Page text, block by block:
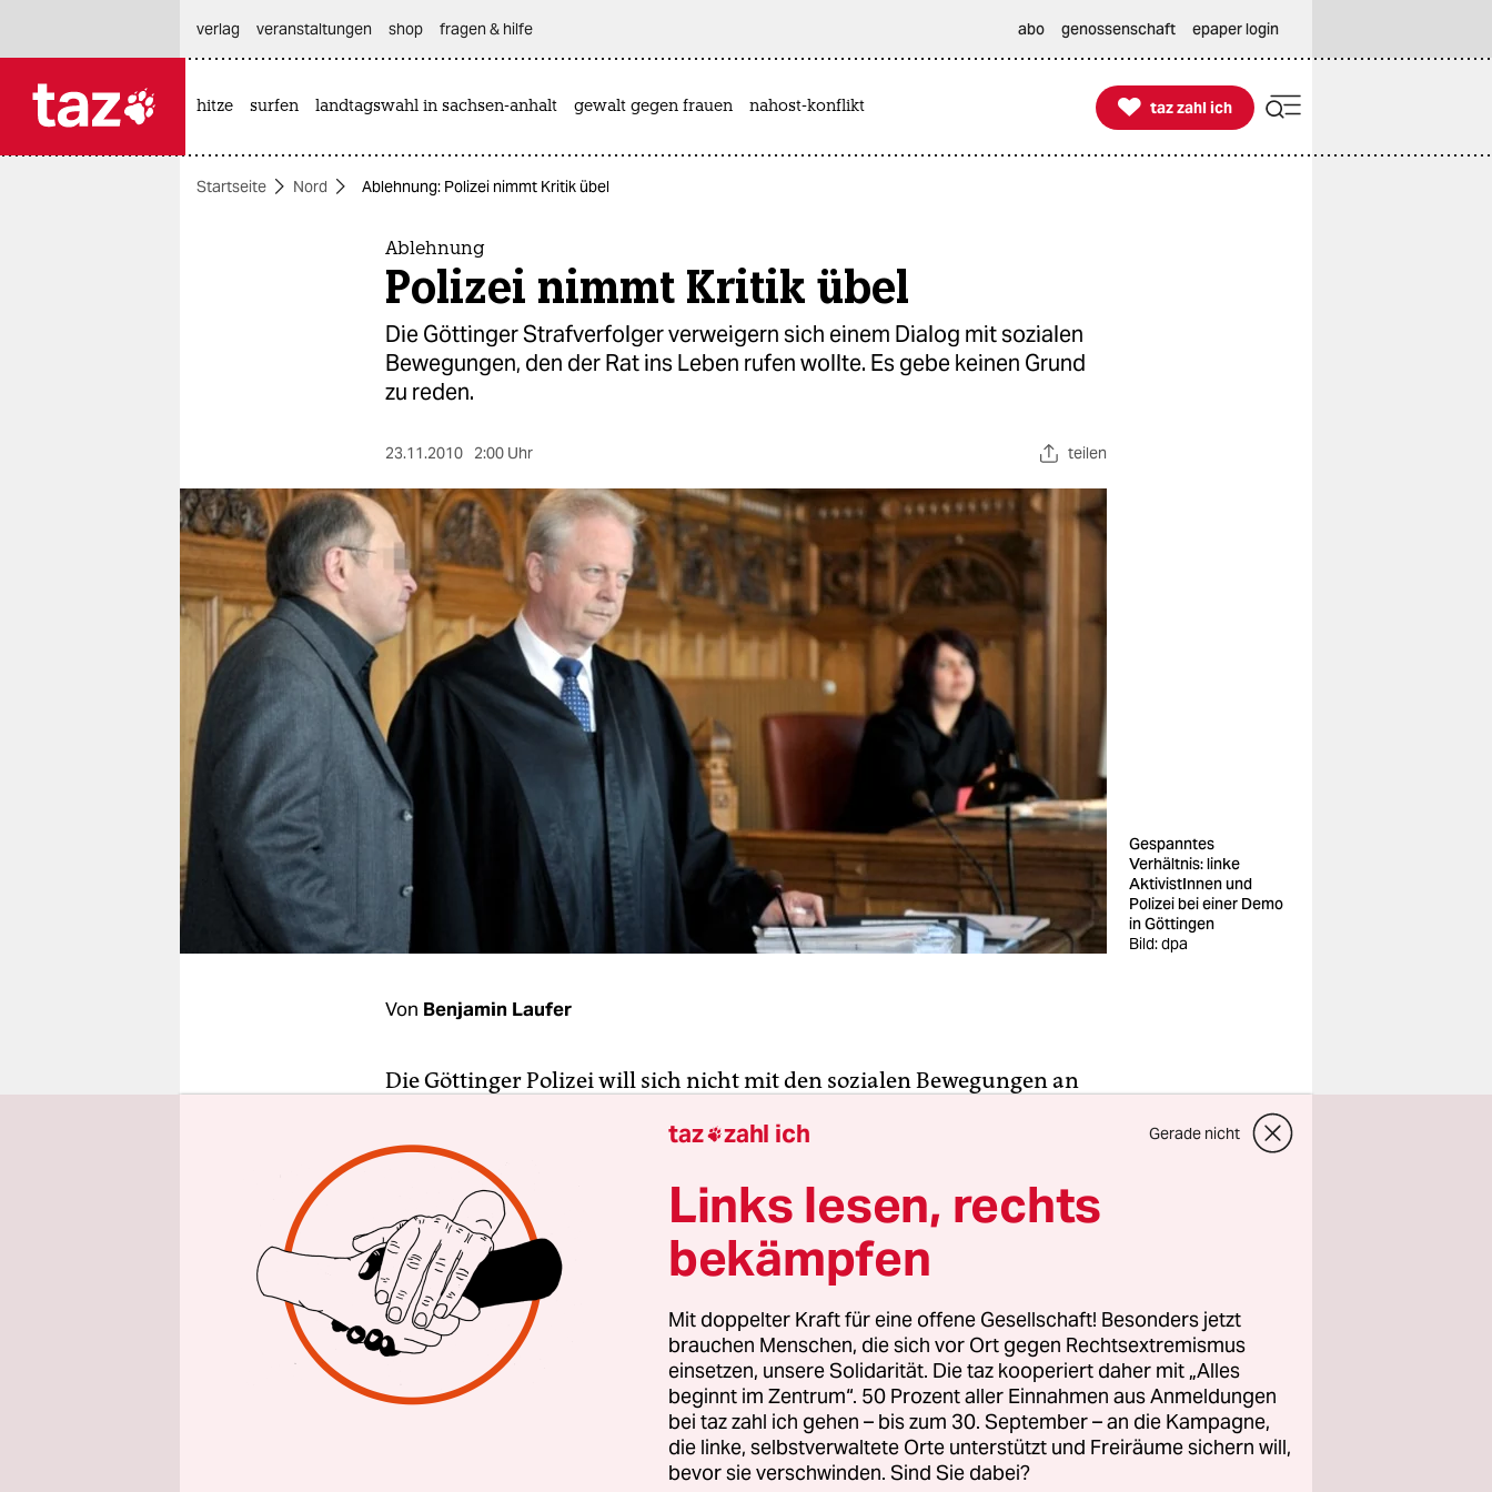
themen
berlin
nord
wahrheit
verlag
verlag
veranstaltungen
fragen & hilfe
unterstützen
genossenschaft
verlag
veranstaltungen shop fragen & hilfe abo genossenschaft epaper login
hitze surfen landtagswahl in sachsen-anhalt gewalt gegen frauen nahost-konflikt 
taz zahl ich
taz zahl ich
Startseite Nord Ablehnung: Polizei nimmt Kritik übel
Ablehnung
Polizei nimmt Kritik übel
Die Göttinger Strafverfolger verweigern sich einem Dialog mit sozialen
Bewegungen, den der Rat ins Leben rufen wollte. Es gebe keinen Grund
zu reden.
23.11.2010 2:00 Uhr teilen
Gespanntes
Verhältnis: linke
AktivistInnen und
Polizei bei einer Demo
in Göttingen
Bild: dpa
Von Benjamin Laufer
Die Göttinger Polizei will sich nicht mit den sozialen Bewegungen an
entsprechenden Ratsbeschluss aus dem Mai in den Wind geschlagen
und will sich stattdessen unter Ausschluss der Öffentlichkeit mit den
Ratsfraktionen treffen, um gemeinsam mit der Staatsanwaltschaft
über polizeiliche Ermittlungen bei Vorfällen mit politischem
Hintergrund zu informieren.
Der Rat hatte beschlossen, einen "Runden Tisch demokratisches und
friedliches Göttingen" einzurichten. Teilnehmen sollten sowohl die
Verantwortlichen aus Politik, Justiz und Polizei in Göttingen als auch
Mitglieder der "Initiative für gesellschaftliches Engagement - gegen
Kriminalisierung und politische Justiz" (IFGE). Hintergrund waren
taz zahl ich Gerade nicht
Links lesen, rechts
bekämpfen
Mit doppelter Kraft für eine offene Gesellschaft! Besonders jetzt
brauchen Menschen, die sich vor Ort gegen Rechtsextremismus
einsetzen, unsere Solidarität. Die taz kooperiert daher mit „Alles
beginnt im Zentrum“. 50 Prozent aller Einnahmen aus Anmeldungen
bei taz zahl ich gehen – bis zum 30. September – an die Kampagne,
die linke, selbstverwaltete Orte unterstützt und Freiräume sichern will,
bevor sie verschwinden. Sind Sie dabei?